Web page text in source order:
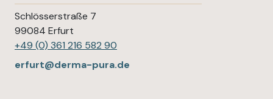
Schlösserstraße 7
99084 Erfurt
+49 (0) 361 216 582 90
erfurt@derma-pura.de